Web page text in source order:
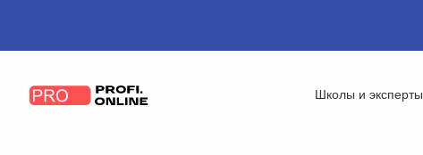
Школы и эксперты